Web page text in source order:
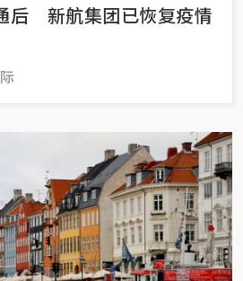
后 新航集团已恢复疫情